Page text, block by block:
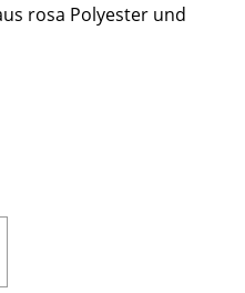
rosa Polyester und